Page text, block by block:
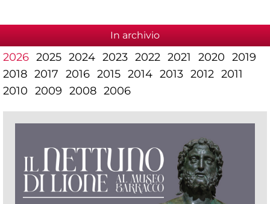
In archivio
2026 2025 2024 2023 2022 2021 2020 2019
2018 2017 2016 2015 2014 2013 2012 2011
2010 2009 2008 2006